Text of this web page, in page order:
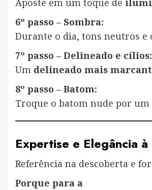
6º passo – Sombra:
Durante o dia, tons neutros e
7º passo – Delineado e cílios:
Um delineado mais
8º passo – Batom:
Troque o batom nude por um
Expertise e Elegância
Referência na descoberta e
Porque para a